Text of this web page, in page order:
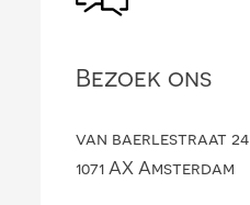
Bezoek ons
van baerlestraat 24
1071 AX Amsterdam